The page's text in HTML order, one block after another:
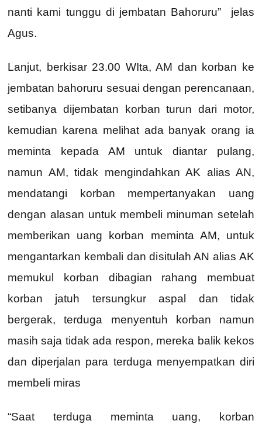
nanti kami tunggu di jembatan Bahoruru” jelas
Agus.
Lanjut, berkisar 23.00 WIta, AM dan korban ke
jembatan bahoruru sesuai dengan perencanaan,
setibanya dijembatan korban turun dari motor,
kemudian karena melihat ada banyak orang ia
meminta kepada AM untuk diantar pulang,
namun AM, tidak mengindahkan AK alias AN,
mendatangi korban mempertanyakan uang
dengan alasan untuk membeli minuman setelah
memberikan uang korban meminta AM, untuk
mengantarkan kembali dan disitulah AN alias AK
memukul korban dibagian rahang membuat
korban jatuh tersungkur aspal dan tidak
bergerak, terduga menyentuh korban namun
masih saja tidak ada respon, mereka balik kekos
dan diperjalan para terduga menyempatkan diri
membeli miras
“Saat terduga meminta uang, korban